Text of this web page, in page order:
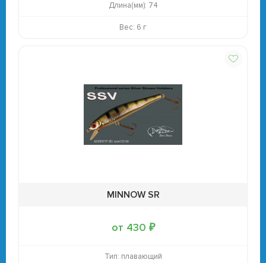
Длина(мм): 74
Вес: 6 г
MINNOW SR
от 430 ₽
Тип: плавающий